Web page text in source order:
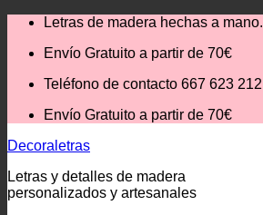
Saltar
contenido
Letras de madera hechas a mano.
Envío Gratuito a partir de 70€
Teléfono de contacto 667 623 212
Envío Gratuito a partir de 70€
Decoraletras
Letras y detalles de madera
personalizados y artesanales